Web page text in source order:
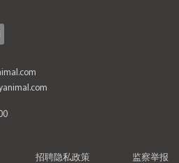
招聘隐私政策
监察举报